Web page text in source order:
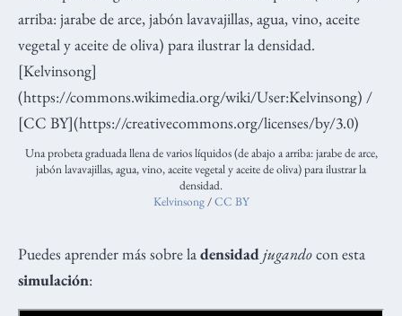
Una probeta graduada llena de varios líquidos (de abajo a arriba: jarabe de arce,
jabón lavavajillas, agua, vino, aceite vegetal y aceite de oliva) para ilustrar la
densidad.
Kelvinsong/CC BY
Puedes aprender más sobre ladensidad jugandocon esta
simulación: